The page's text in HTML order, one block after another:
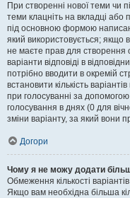
При створенні нової теми чи
теми клацніть на вкладці або
під основною формою
який використовується; якщо
не маєте прав для створення
варіанти відповіді в
потрібно вводити в окремій
встановити кількість
при голосуванні за допомогою
голосування в днях (0 для
зміни варіанту, за який вони
Догори
Чому я не можу додати
Обмеження кількості
Якщо вам необхідна більша